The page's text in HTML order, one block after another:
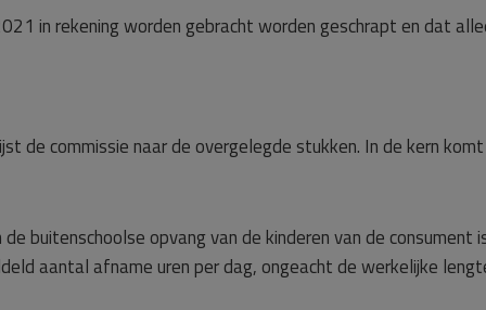
in rekening worden gebracht worden geschrapt en dat
de commissie naar de overgelegde stukken. In de kern
buitenschoolse opvang van de kinderen van de consument
aantal afname uren per dag, ongeacht de werkelijke